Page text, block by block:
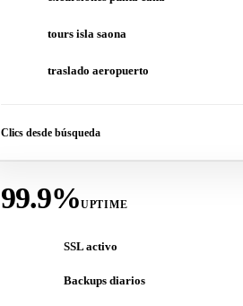
tours isla saona
traslado aeropuerto
Clics desde búsqueda
99.9%UPTIME
SSL activo
Backups diarios